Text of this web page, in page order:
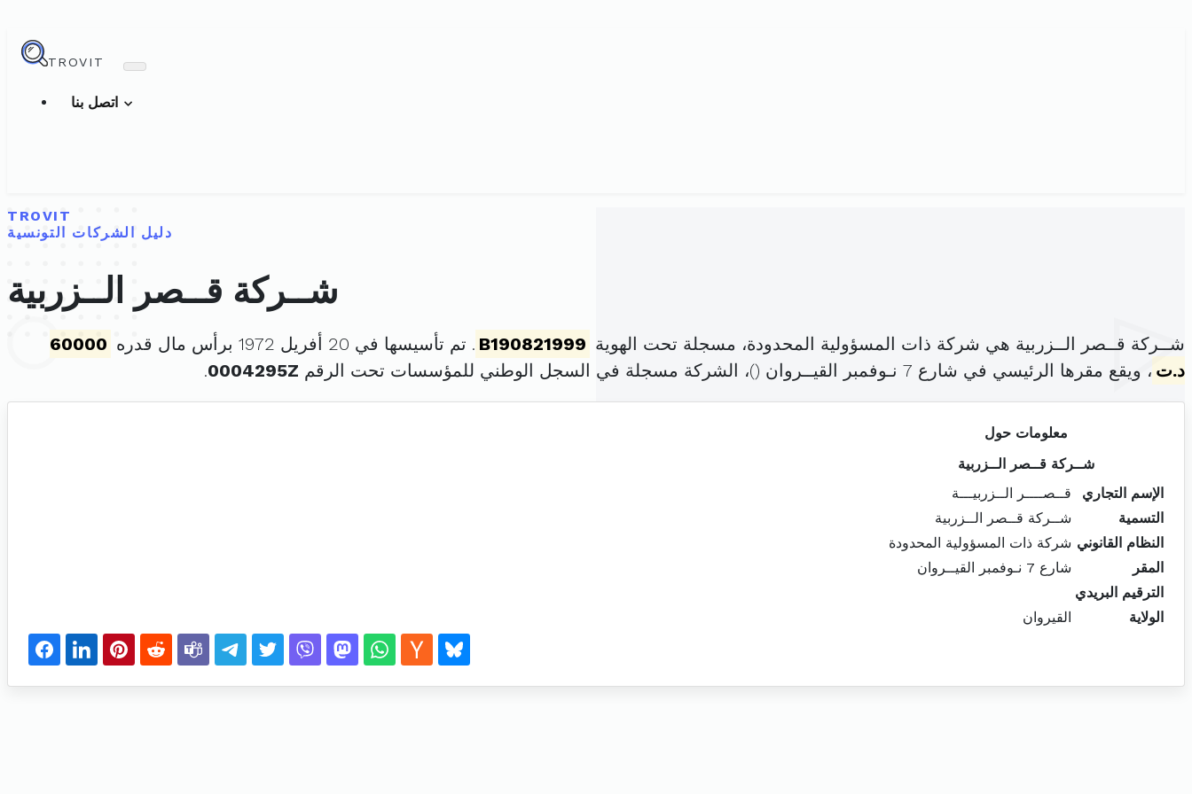
TROVIT
TROVIT
دليل الشركات التونسية
شــركة قــصر الــزربية
شــركة قــصر الــزربية هي شركة ذات المسؤولية المحدودة، مسجلة تحت الهوية B190821999 . تم تأسيسها في 20 أفريل 1972 برأس مال قدره
60000
د.ت ، ويقع مقرها الرئيسي في شارع 7 نـوفمبر القيــروان ( )، الشركة مسجلة في السجل الوطني للمؤسسات تحت الرقم 0004295Z
.
معلومات حول
شــركة قــصر الــزربية
الإسم التجاري
قــصــــر الــزربيـــة
التسمية
شــركة قــصر الــزربية
النظام القانوني شركة ذات المسؤولية المحدودة
المقر
شارع 7 نـوفمبر القيــروان
الترقيم البريدي
الولاية
القيروان